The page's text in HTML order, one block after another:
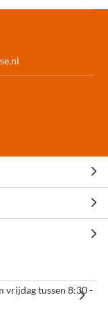
vrijdag tussen 8:30 -